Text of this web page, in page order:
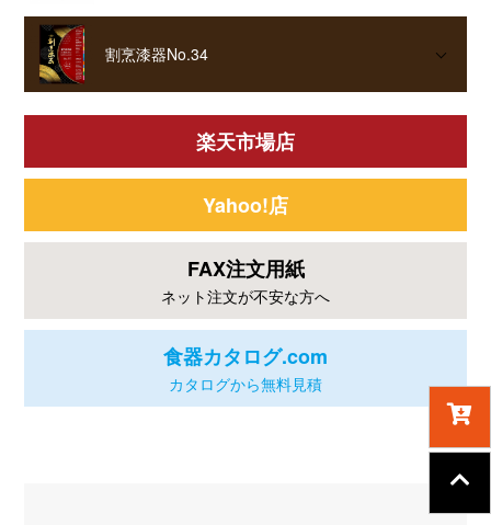
割烹漆器No.34
楽天市場店
Yahoo!店
FAX注文用紙
ネット注文が不安な方へ
食器カタログ.com
カタログから無料見積